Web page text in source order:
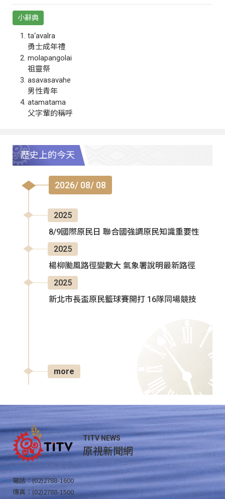
小辭典
ta‘avalra
勇士成年禮
molapangolai
祖靈祭
asavasavahe
男性青年
atamatama
父字輩的稱呼
歷史上的今天
2026/ 08/ 08
2025
8/9國際原民日 聯合國強調原民知識重要性
2025
楊柳颱風路徑變數大 氣象署說明最新路徑
2025
新北市長盃原民籃球賽開打 16隊同場競技
more
TITV NEWS
原視新聞網
電話：(02)2788-1600
傳真：(02)2788-1500